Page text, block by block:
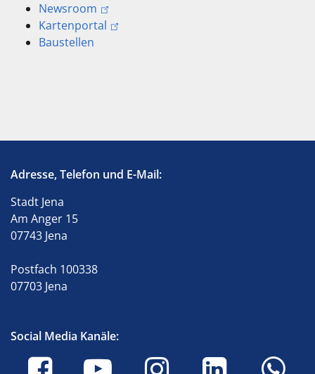
Newsroom
Kartenportal
Baustellen
Adresse, Telefon und E-Mail:
Stadt Jena
Am Anger 15
07743 Jena
Postfach 100338
07703 Jena
Social Media Kanäle: